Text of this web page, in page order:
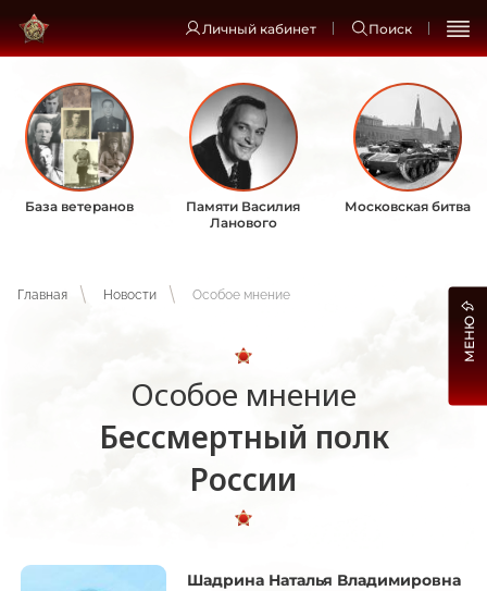
Личный кабинет Поиск
База ветеранов
Памяти Василия
Ланового
Московская битва
Главная Новости Особое мнение
Особое мнение
Бессмертный полк
России
Шадрина Наталья Владимировна
МЕНЮ